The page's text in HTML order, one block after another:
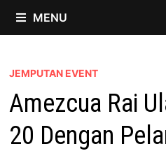
MENU
JEMPUTAN EVENT
Amezcua Rai
20 Dengan